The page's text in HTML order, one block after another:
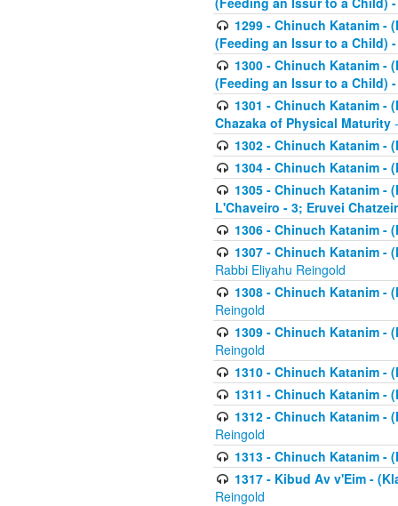
1299 - Chinuch Katanim -
(Feeding an Issur to a Child)
1300 - Chinuch Katanim -
(Feeding an Issur to a Child)
1301 - Chinuch Katanim -
Chazaka of Physical Maturity
1302 - Chinuch Katanim -
1304 - Chinuch Katanim -
1305 - Chinuch Katanim -
L'Chaveiro - 3; Eruvei
1306 - Chinuch Katanim -
1307 - Chinuch Katanim -
Rabbi Eliyahu Reingold
1308 - Chinuch Katanim -
Reingold
1309 - Chinuch Katanim -
Reingold
1310 - Chinuch Katanim -
1311 - Chinuch Katanim -
1312 - Chinuch Katanim -
Reingold
1313 - Chinuch Katanim -
1317 - Kibud Av v'Eim -
Reingold